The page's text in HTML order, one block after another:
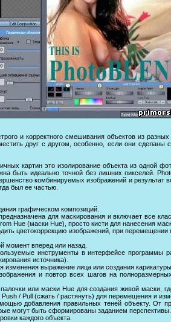
и корректного смешивания объектов из
друг с другом, особенно, если они
картин это изолирование объекта из одной
быть идеально точной без лишних пикселей.
комбинируемых изображений и результат
был ее частью.
графическом композиций.
для маскирования и включает все
Hue (маски Hue), просто кисти для нанесения
цветокоррекцию изображений, при
момент вперед или назад.
инструменты в интерфейсе программы
источника).
выражение лица или создания карикатуры.
и повтор всех шагов на
или маски Hue для создания живой маски,
/ Pull (сжать / растянуть) для перемещения и
добавления правильных теней объекту. От
могут быть сформированы заданием перспективы.
каждого объекта.